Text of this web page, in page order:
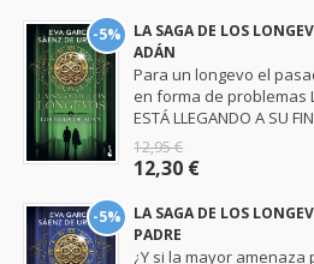
-5%
LA SAGA DE LOS
ADÁN
Para un longevo el
en forma de problemas
ESTÁ LLEGANDO A SU
12,95 €
12,30 €
-5%
LA SAGA DE LOS
PADRE
¿Y si la mayor